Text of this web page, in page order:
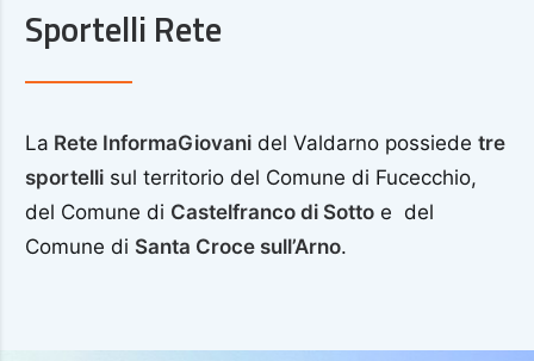
Sportelli Rete
La Rete InformaGiovani del Valdarno possiede tre
sportelli sul territorio del Comune di Fucecchio,
del Comune di Castelfranco di Sotto e del
Comune di Santa Croce sull’Arno.